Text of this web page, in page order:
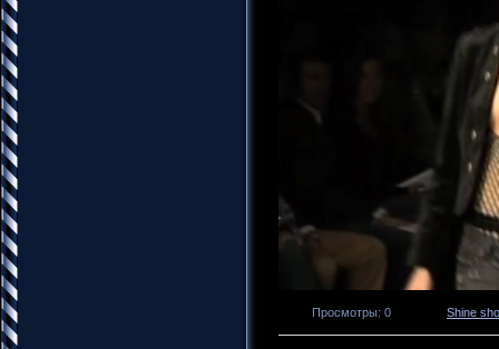
Просмотры: 0 Shine